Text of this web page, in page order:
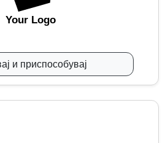
Your Logo
и приспособувај